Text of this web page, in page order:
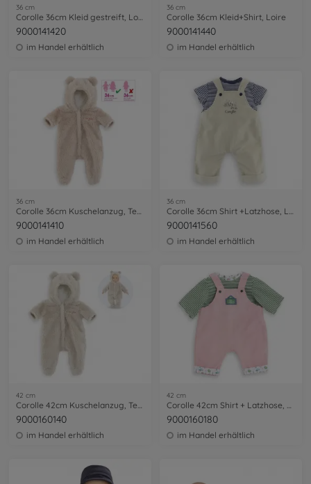
36 cm
9000141420
im Handel erhältlich
36 cm
Corolle 36cm Kleid+Shirt, Loire
9000141440
im Handel erhältlich
36 cm
9000141410
im Handel erhältlich
36 cm
9000141560
im Handel erhältlich
42 cm
Corolle 42cm Kuschelanzug, Teddy
9000160140
im Handel erhältlich
42 cm
Corolle 42cm Shirt + Latzhose, Paris
9000160180
im Handel erhältlich